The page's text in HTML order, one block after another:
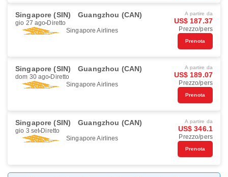
Singapore (SIN) Guangzhou (CAN)
gio 27 ago Diretto
Singapore Airlines
A partire da
US$ 187.37
Prezzo/pers
Prenota
Singapore (SIN) Guangzhou (CAN)
dom 30 ago Diretto
Singapore Airlines
A partire da
US$ 189.07
Prezzo/pers
Prenota
Singapore (SIN) Guangzhou (CAN)
gio 3 set Diretto
Singapore Airlines
A partire da
US$ 346.1
Prezzo/pers
Prenota